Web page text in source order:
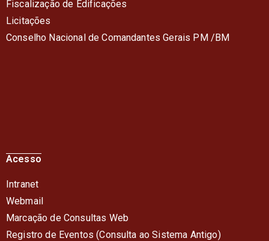
Fiscalização de Edificações
Licitações
Conselho Nacional de Comandantes Gerais PM /BM
Acesso
Intranet
Webmail
Marcação de Consultas Web
Registro de Eventos (Consulta ao Sistema Antigo)